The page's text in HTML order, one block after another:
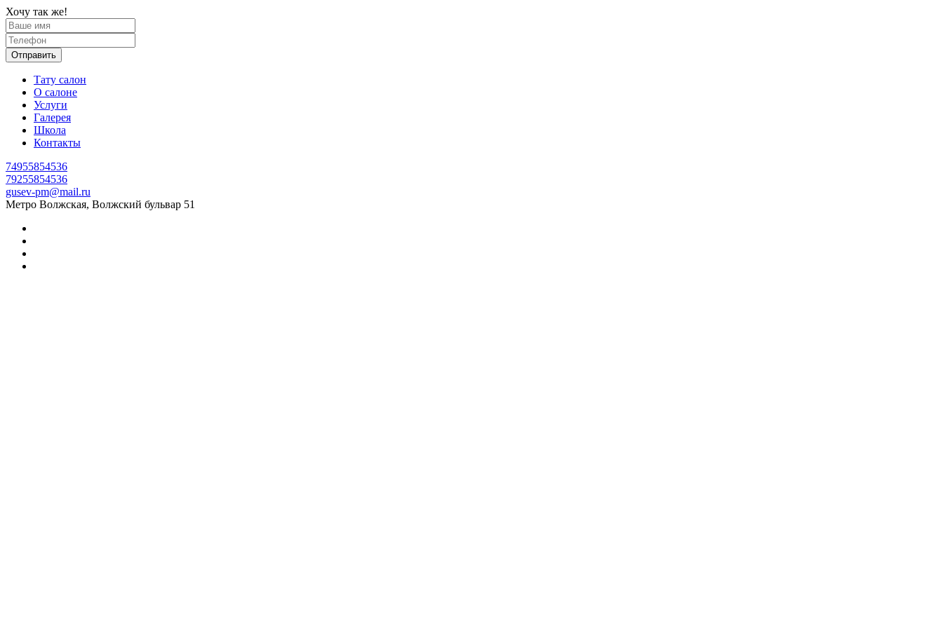
Хочу так же!
Отправить
Тату салон
О салоне
Услуги
Галерея
Школа
Контакты
74955854536
79255854536
gusev-pm@mail.ru
Метро Волжская, Волжский бульвар 51